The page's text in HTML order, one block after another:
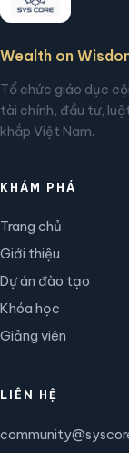
Wealth on
Tổ chức giáo dục
tài chính, đầu tư,
khắp Việt Nam.
KHÁM PHÁ
Trang chủ
Giới thiệu
Dự án đào tạo
Khóa học
Giảng viên
LIÊN HỆ